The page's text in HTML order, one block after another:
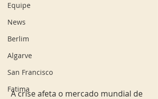
Equipe
News
Berlim
Algarve
San Francisco
Fatima